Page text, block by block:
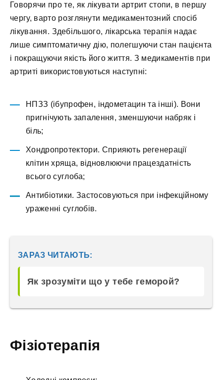
Говорячи про те, як лікувати артрит стопи, в першу
чергу, варто розглянути медикаментозний спосіб
лікування. Здебільшого, лікарська терапія надає
лише симптоматичну дію, полегшуючи стан пацієнта
і покращуючи якість його життя. З медикаментів при
артриті використовуються наступні:
НПЗЗ (ібупрофен, індометацин та інші). Вони
пригнічують запалення, зменшуючи набряк і
біль;
Хондропротектори. Сприяють регенерації
клітин хряща, відновлюючи працездатність
всього суглоба;
Антибіотики. Застосовуються при інфекційному
ураженні суглобів.
ЗАРАЗ ЧИТАЮТЬ:
Як зрозуміти що у тебе геморой?
Фізіотерапія